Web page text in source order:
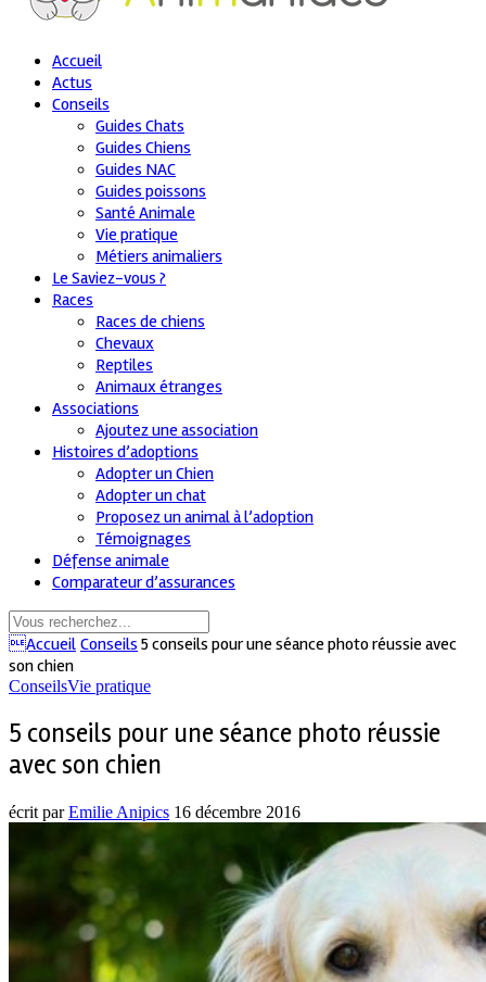
Accueil
Actus
Conseils
Guides Chats
Guides Chiens
Guides NAC
Guides poissons
Santé Animale
Vie pratique
Métiers animaliers
Le Saviez-vous ?
Races
Races de chiens
Chevaux
Reptiles
Animaux étranges
Associations
Ajoutez une association
Histoires d’adoptions
Adopter un Chien
Adopter un chat
Proposez un animal à l’adoption
Témoignages
Défense animale
Comparateur d’assurances
Accueil Conseils 5 conseils pour une séance photo réussie avec
son chien
ConseilsVie pratique
5 conseils pour une séance photo réussie
avec son chien
écrit parEmilie Anipics 16 décembre 2016